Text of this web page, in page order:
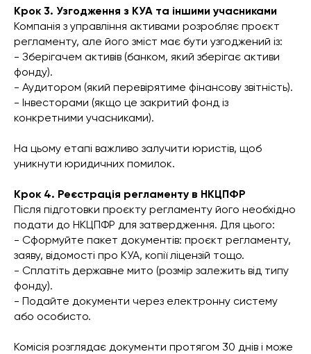
Крок 3. Узгодження з КУА та іншими учасниками
Компанія з управління активами розробляє проєкт
регламенту, але його зміст має бути узгоджений із:
- Зберігачем активів (банком, який зберігає активи
фонду).
- Аудитором (який перевірятиме фінансову звітність).
- Інвесторами (якщо це закритий фонд із
конкретними учасниками).
На цьому етапі важливо залучити юристів, щоб
уникнути юридичних помилок.
Крок 4. Реєстрація регламенту в НКЦПФР
Після підготовки проєкту регламенту його необхідно
подати до НКЦПФР для затвердження. Для цього:
- Сформуйте пакет документів: проєкт регламенту,
заяву, відомості про КУА, копії ліцензій тощо.
- Сплатіть державне мито (розмір залежить від типу
фонду).
- Подайте документи через електронну систему
або особисто.
Комісія розглядає документи протягом 30 днів і може